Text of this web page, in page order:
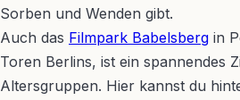
Sorben und Wenden gibt.
Auch das Filmpark Babelsberg in
Toren Berlins, ist ein spannendes
Altersgruppen. Hier kannst du